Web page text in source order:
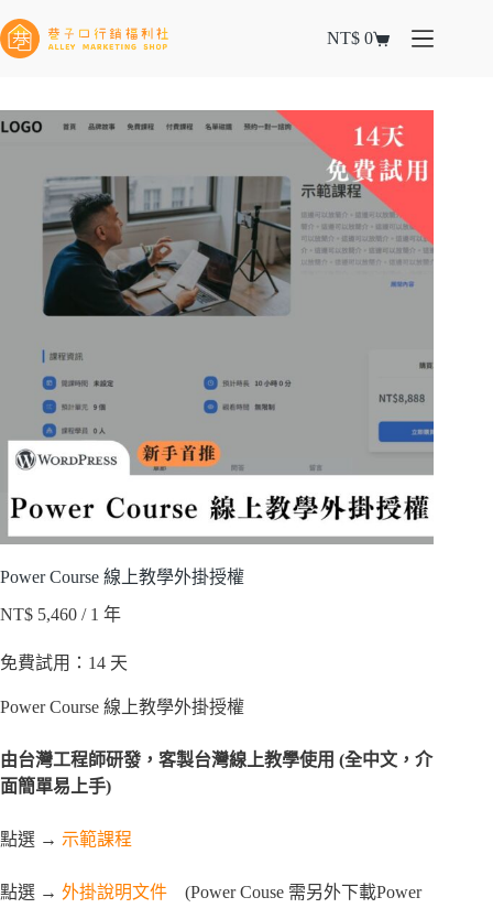
NT$ 0
Power Course 線上教學外掛授權
NT$ 5,460 / 1 年
免費試用：14 天
Power Course 線上教學外掛授權
由台灣工程師研發，客製台灣線上教學使用 (全中文，介
面簡單易上手)
點選 → 示範課程
點選 → 外掛說明文件
(Power Couse 需另外下載Power